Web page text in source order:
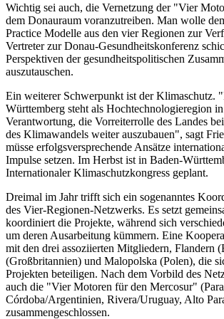
Wichtig sei auch, die Vernetzung der "Vier
dem Donauraum voranzutreiben. Man wolle
Practice Modelle aus den vier Regionen zur
Vertreter zur Donau-Gesundheitskonferenz
Perspektiven der gesundheitspolitischen
auszutauschen.
Ein weiterer Schwerpunkt ist der Klimaschutz.
Württemberg steht als Hochtechnologieregion
Verantwortung, die Vorreiterrolle des Landes
des Klimawandels weiter auszubauen", sagt
müsse erfolgsversprechende Ansätze
Impulse setzen. Im Herbst ist in Baden-
Internationaler Klimaschutzkongress geplant.
Dreimal im Jahr trifft sich ein sogenanntes
des Vier-Regionen-Netzwerks. Es setzt
koordiniert die Projekte, während sich
um deren Ausarbeitung kümmern. Eine
mit den drei assoziierten Mitgliedern, Flandern
(Großbritannien) und Malopolska (Polen), die
Projekten beteiligen. Nach dem Vorbild des
auch die "Vier Motoren für den Mercosur"
Córdoba/Argentinien, Rivera/Uruguay, Alto
zusammengeschlossen.